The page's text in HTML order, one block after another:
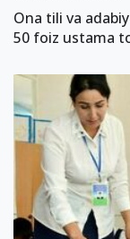
Ona tili va
50 foiz ustama